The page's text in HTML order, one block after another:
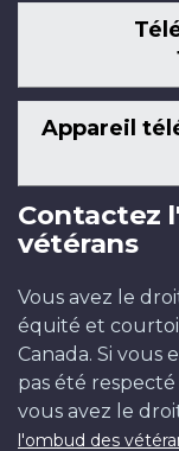
Appareil
Contactez
vétérans
Vous avez le
équité et
Canada. Si vous
pas été
vous avez le
l'ombud des